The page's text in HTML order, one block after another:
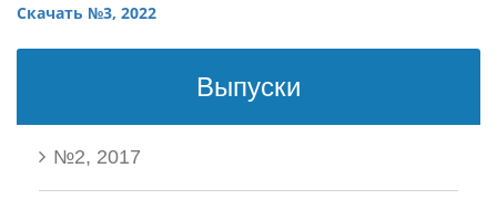
Скачать №3, 2022
Выпуски
№2, 2017